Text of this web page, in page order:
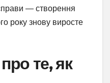
— створення
року знову виросте
те, як